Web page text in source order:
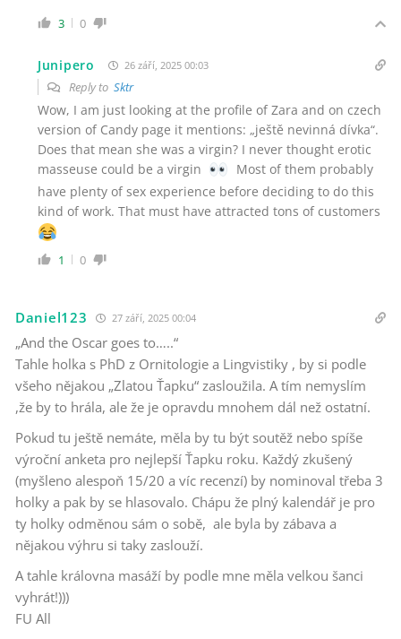
3 0
Junipero 26 září, 2025 00:03
Reply to Sktr
Wow, I am just looking at the profile of Zara and on czech
version of Candy page it mentions: „ještě nevinná dívka“.
Does that mean she was a virgin? I never thought erotic
masseuse could be a virgin
Most of them probably
have plenty of sex experience before deciding to do this
kind of work. That must have attracted tons of customers
1 0
Daniel123 27 září, 2025 00:04
„And the Oscar goes to…..“
Tahle holka s PhD z Ornitologie a Lingvistiky , by si podle
všeho nějakou „Zlatou Ťapku“ zasloužila. A tím nemyslím
,že by to hrála, ale že je opravdu mnohem dál než ostatní.
Pokud tu ještě nemáte, měla by tu být soutěž nebo spíše
výroční anketa pro nejlepší Ťapku roku. Každý zkušený
(myšleno alespoň 15/20 a víc recenzí) by nominoval třeba 3
holky a pak by se hlasovalo. Chápu že plný kalendář je pro
ty holky odměnou sám o sobě, ale byla by zábava a
nějakou výhru si taky zaslouží.
A tahle královna masáží by podle mne měla velkou šanci
vyhrát!)))
FU All